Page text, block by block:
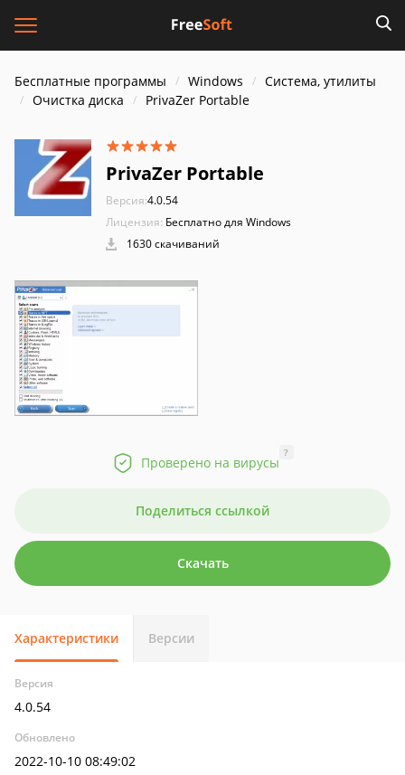
Бесплатные программы Windows
Система, утилиты
Очистка диска
PrivaZer Portable
PrivaZer Portable
Версия:4.0.54
Лицензия: Бесплатно для Windows
1630 скачиваний
Проверено на вирусы
?
Поделиться ссылкой
Скачать
Характеристики Версии
Версия
4.0.54
Обновлено
2022-10-10 08:49:02